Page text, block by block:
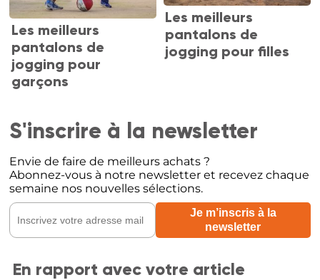
Les meilleurs
pantalons de
jogging pour
garçons
Les meilleurs
pantalons de
jogging pour filles
S'inscrire à la newsletter
Envie de faire de meilleurs achats ?
Abonnez-vous à notre newsletter et recevez chaque
semaine nos nouvelles sélections.
En rapport avec votre article